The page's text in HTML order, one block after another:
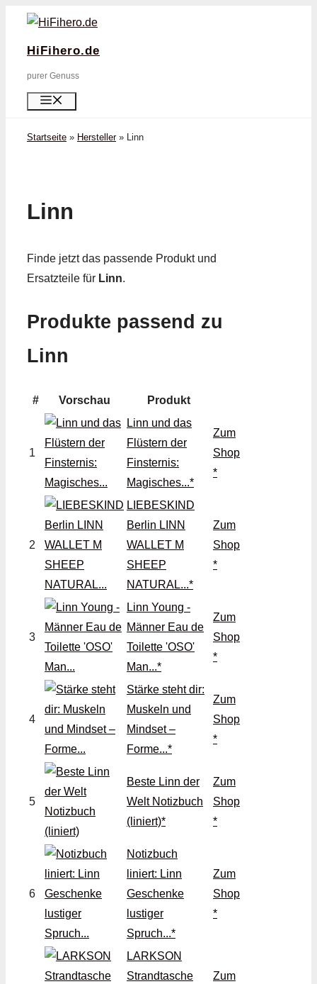
Zum
springen
HiFihero.de
purer Genuss
Startseite » Hersteller» Linn
Linn
Finde jetzt das passende Produkt und
Ersatzteile für Linn.
Produkte passend zu
Linn
# Vorschau Produkt
1
Linn und das
Flüstern der
Finsternis:
Magisches...*
Zum
Shop
*
2
LIEBESKIND
Berlin LINN
WALLET M
SHEEP
NATURAL...*
Zum
Shop
*
3
Linn Young -
Männer Eau de
Toilette 'OSO'
Man...*
Zum
Shop
*
4
Stärke steht dir:
Muskeln und
Mindset –
Forme...*
Zum
Shop
*
5
Beste Linn der
Welt Notizbuch
(liniert)*
Zum
Shop
*
6
Notizbuch
liniert: Linn
Geschenke
lustiger
Spruch...*
Zum
Shop
*
LARKSON
Strandtasche
Zum